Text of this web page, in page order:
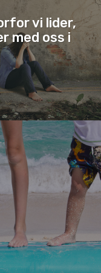
vi lider,
med oss i